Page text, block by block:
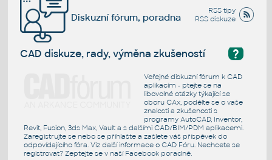
RSS tipy
RSS diskuze
Diskuzní fórum, poradna
?
CAD diskuze, rady, výměna zkušeností
Veřejné diskuzní fórum k CAD
aplikacím - ptejte se na
libovolné otázky týkající se
oboru CAx, podělte se o vaše
znalosti a zkušenosti s
programy AutoCAD, Inventor,
Revit, Fusion, 3ds Max, Vault a s dalšími CAD/BIM/PDM aplikacemi.
Zaregistrujte se nebo se přihlašte a zašlete váš příspěvek do
odpovídajícího fóra. Viz další informace o CAD Fóru. Nechcete se
registrovat? Zeptejte se v naší Facebook poradně.